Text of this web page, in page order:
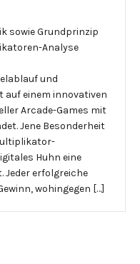
sowie Grundprinzip
Analyse
und
auf einem innovativen
Arcade-Games mit
Jene Besonderheit
Huhn eine
Jeder erfolgreiche
wohingegen […]